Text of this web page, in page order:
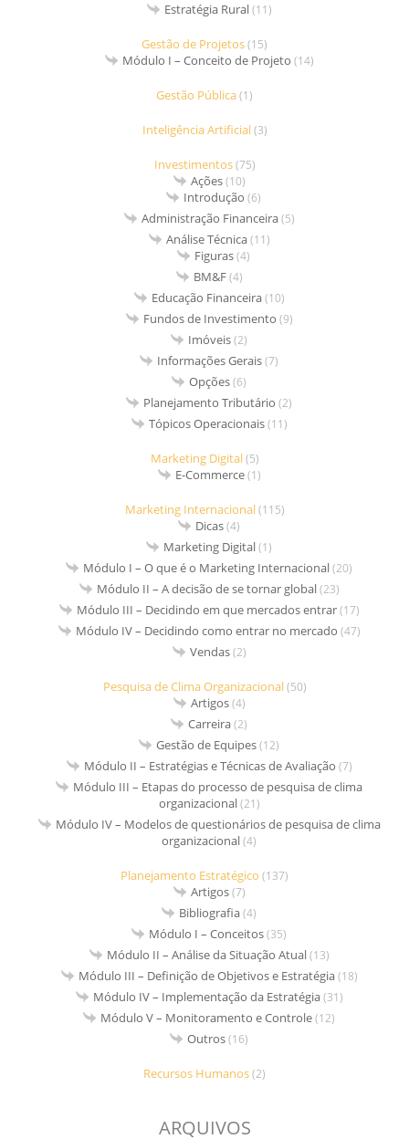
Estratégia Rural(11)
Gestão de Projetos(15)
Módulo I – Conceito de Projeto (14)
Gestão Pública(1)
Inteligência Artificial(3)
Investimentos(75)
Ações(10)
Introdução (6)
Administração Financeira(5)
Análise Técnica(11)
Figuras(4)
BM&F(4)
Educação Financeira(10)
Fundos de Investimento (9)
Imóveis(2)
Informações Gerais(7)
Opções(6)
Planejamento Tributário (2)
Tópicos Operacionais(11)
Marketing Digital(5)
E-Commerce(1)
Marketing Internacional(115)
Dicas(4)
Marketing Digital(1)
Módulo I – O que é o Marketing Internacional(20)
Módulo II – A decisão de se tornar global(23)
Módulo III – Decidindo em que mercados entrar(17)
Módulo IV – Decidindo como entrar no mercado (47)
Vendas(2)
Pesquisa de Clima Organizacional(50)
Artigos(4)
Carreira(2)
Gestão de Equipes(12)
Módulo II – Estratégias e Técnicas de Avaliação (7)
Módulo III – Etapas do processo de pesquisa de clima
organizacional(21)
Módulo IV – Modelos de questionários de pesquisa de clima
organizacional(4)
Planejamento Estratégico (137)
Artigos(7)
Bibliografia(4)
Módulo I – Conceitos(35)
Módulo II – Análise da Situação Atual(13)
Módulo III – Definição de Objetivos e Estratégia(18)
Módulo IV – Implementação da Estratégia(31)
Módulo V – Monitoramento e Controle(12)
Outros(16)
Recursos Humanos(2)
ARQUIVOS